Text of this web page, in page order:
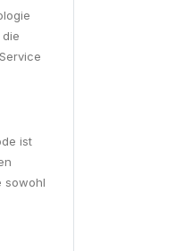
ist
sowohl